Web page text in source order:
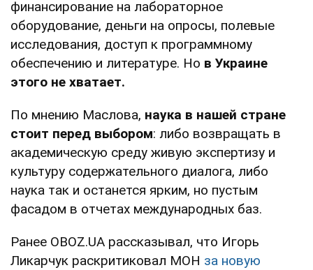
финансирование на лабораторное
оборудование, деньги на опросы, полевые
исследования, доступ к программному
обеспечению и литературе. Но в Украине
этого не хватает.
По мнению Маслова, наука в нашей стране
стоит перед выбором: либо возвращать в
академическую среду живую экспертизу и
культуру содержательного диалога, либо
наука так и останется ярким, но пустым
фасадом в отчетах международных баз.
Ранее OBOZ.UA рассказывал, что Игорь
Ликарчук раскритиковал МОН за новую